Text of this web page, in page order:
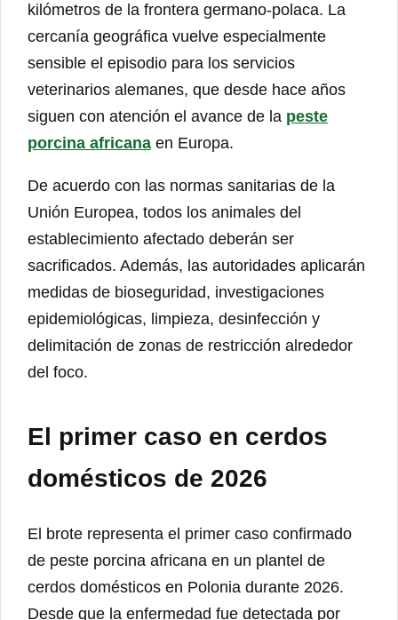
kilómetros de la frontera germano-polaca. La
cercanía geográfica vuelve especialmente
sensible el episodio para los servicios
veterinarios alemanes, que desde hace años
siguen con atención el avance de la peste
porcina africana en Europa.
De acuerdo con las normas sanitarias de la
Unión Europea, todos los animales del
establecimiento afectado deberán ser
sacrificados. Además, las autoridades aplicarán
medidas de bioseguridad, investigaciones
epidemiológicas, limpieza, desinfección y
delimitación de zonas de restricción alrededor
del foco.
El primer caso en cerdos
domésticos de 2026
El brote representa el primer caso confirmado
de peste porcina africana en un plantel de
cerdos domésticos en Polonia durante 2026.
Desde que la enfermedad fue detectada por